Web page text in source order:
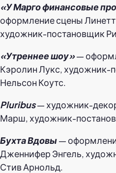
«У Марго финансовые
оформление сцены
художник-постановщик
«Утреннее шоу»—
Кэролин Лукс, художник-
Нельсон Коутс.
Pluribus— художник-
Марш, художник-
Бухта Вдовы—
Дженнифер Энгель,
Стив Арнольд.